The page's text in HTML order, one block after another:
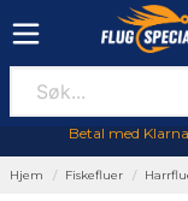
Betal med
Hjem Fiskefluer